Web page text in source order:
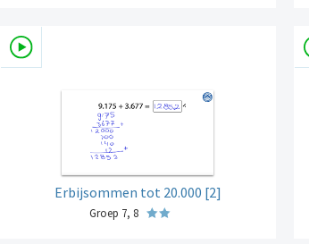
Erbijsommen tot 20.000 [2]
Groep 7, 8